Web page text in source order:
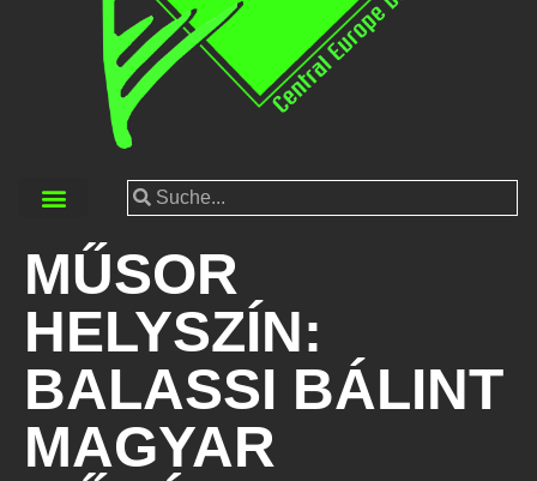
MŰSOR
HELYSZÍN:
BALASSI BÁLINT
MAGYAR